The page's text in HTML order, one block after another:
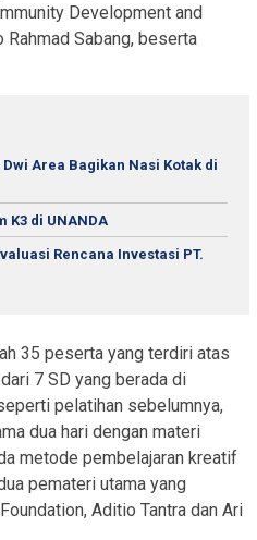
Development and
Rahmad Sabang, beserta
Area Bagikan Nasi Kotak di
K3 di UNANDA
Rencana Investasi PT.
35 peserta yang terdiri atas
7 SD yang berada di
pelatihan sebelumnya,
dua hari dengan materi
metode pembelajaran kreatif
pemateri utama yang
Aditio Tantra dan Ari